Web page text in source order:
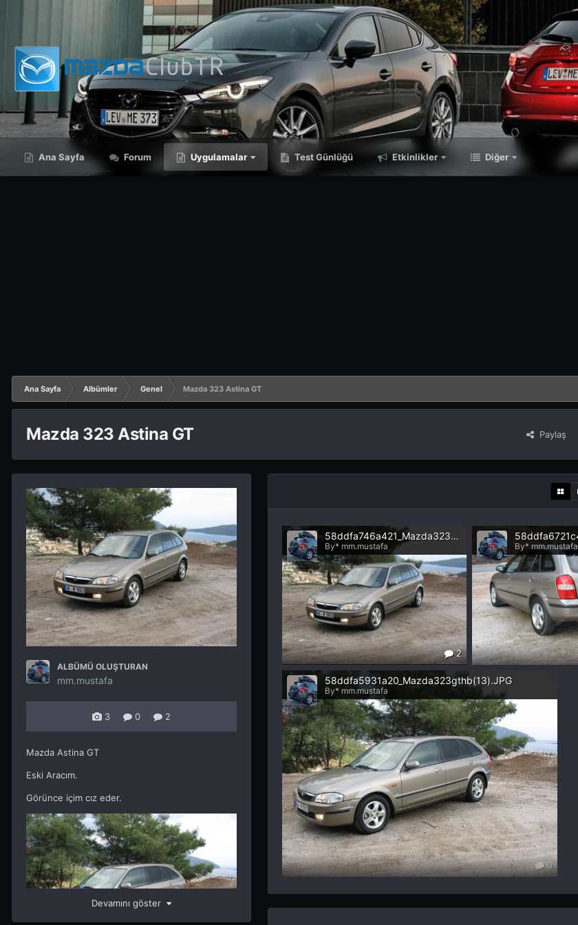
Ana Sayfa Forum Uygulamalar Test Günlüğü Etkinlikler Diğer
Ana Sayfa Albümler Genel
Mazda 323 Astina GT
Mazda 323 Astina GT Paylaş
ALBÜMÜ OLUŞTURAN
mm.mustafa
3 0 2
Mazda Astina GT
Eski Aracım.
Görünce içim cız eder.
Devamını göster
58ddfa746a421_Mazda323gthb(18).JPG
By* mm.mustafa
2
By* mm.mustafa
58ddfa5931a20_Mazda323gthb(13).JPG
By* mm.mustafa
0